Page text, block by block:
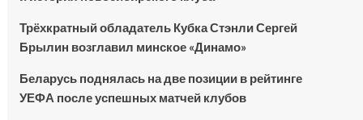
Трёхкратный обладатель Кубка Стэнли Сергей
Брылин возглавил минское «Динамо»
Беларусь поднялась на две позиции в рейтинге
УЕФА после успешных матчей клубов